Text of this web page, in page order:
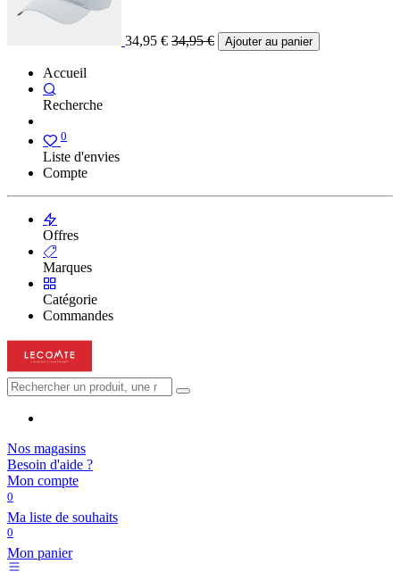
34,95 € 34,95€ Ajouter au panier
Accueil
Recherche
0
Liste d'envies
Compte
Offres
Marques
Catégorie
Commandes
Nos magasins
Besoin d'aide ?
Mon compte
0
Ma liste de souhaits
0
Mon panier